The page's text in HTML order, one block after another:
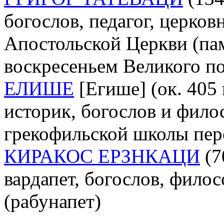
богослов, педагог,
Апостольской Церкви
воскресеньем Великого
ЕЛИШЕ [Егише] (ок. 405
историк, богослов и
грекофильской школы
КИРАКОС ЕРЗНКАЦИ
вардапет, богослов,
(рабунапет)